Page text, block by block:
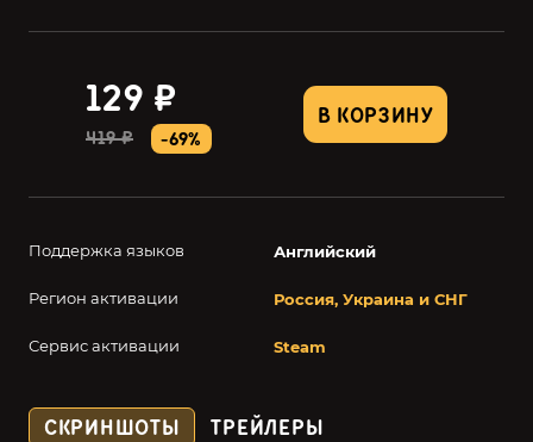
В КОРЗИНУ
129 ₽
419 ₽ -69%
Поддержка языков Английский
Регион активации Россия, Украина и СНГ
Сервис активации Steam
СКРИНШОТЫ ТРЕЙЛЕРЫ